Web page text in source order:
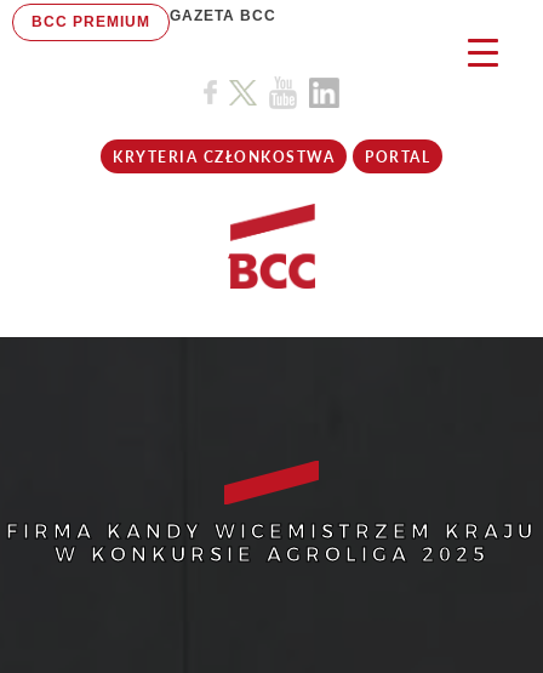
BCC PREMIUM GAZETA BCC
KRYTERIA CZŁONKOSTWA PORTAL
FIRMA KANDY WICEMISTRZEM KRAJU
W KONKURSIE AGROLIGA 2025